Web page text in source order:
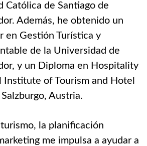
Católica de Santiago de
Además, he obtenido un
en Gestión Turística y
de la Universidad de
y un Diploma en Hospitality
Institute of Tourism and Hotel
Austria.
la planificación
me impulsa a ayudar a